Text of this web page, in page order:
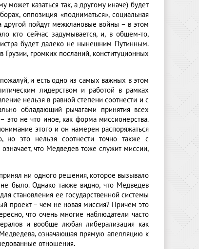
казаться так, а другому иначе) будет
оппозиция «подниматься», социальная
пойдут межклановые войны – в этом
кто сейчас задумывается, и, в общем-то,
будет далеко не нынешним Путинным.
громких посланий, конституционных
и есть одно из самых важных в этом
лидерством и работой в рамках
нельзя в равной степени соотнести и с
обладающий рычагами принятия всех
это не что иное, как форма миссионерства.
этого и он намерен распоряжаться
но это нельзя соотнести точно также с
что Медведев тоже служит миссии,
ни одного решения, которое вызывало
было. Однако также видно, что Медведев
становления ее государственной системы
проект – чем не новая миссия? Причем это
что очень многие наблюдатели часто
и вообще любая либерализация как
означающая прямую апелляцию к
отношения.